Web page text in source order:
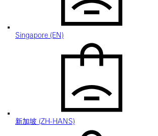
Singapore (EN)
新加坡 (ZH-HANS)